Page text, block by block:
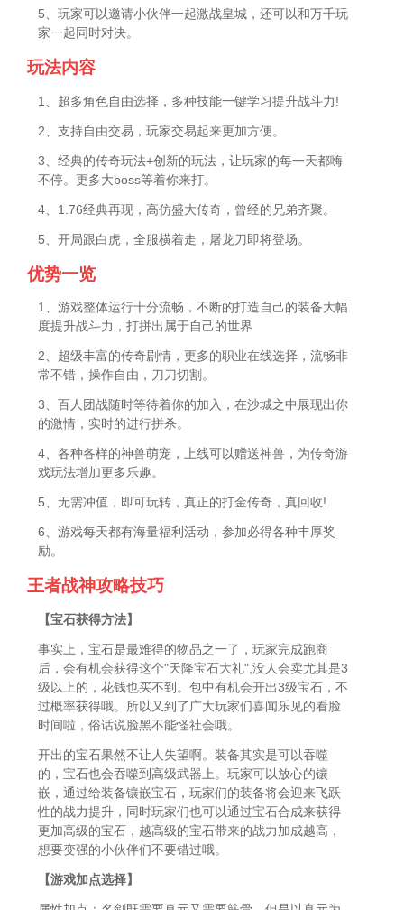
5、玩家可以邀请小伙伴一起激战皇城，还可以和万千玩
家一起同时对决。
玩法内容
1、超多角色自由选择，多种技能一键学习提升战斗力!
2、支持自由交易，玩家交易起来更加方便。
3、经典的传奇玩法+创新的玩法，让玩家的每一天都嗨
不停。更多大boss等着你来打。
4、1.76经典再现，高仿盛大传奇，曾经的兄弟齐聚。
5、开局跟白虎，全服横着走，屠龙刀即将登场。
优势一览
1、游戏整体运行十分流畅，不断的打造自己的装备大幅
度提升战斗力，打拼出属于自己的世界
2、超级丰富的传奇剧情，更多的职业在线选择，流畅非
常不错，操作自由，刀刀切割。
3、百人团战随时等待着你的加入，在沙城之中展现出你
的激情，实时的进行拼杀。
4、各种各样的神兽萌宠，上线可以赠送神兽，为传奇游
戏玩法增加更多乐趣。
5、无需冲值，即可玩转，真正的打金传奇，真回收!
6、游戏每天都有海量福利活动，参加必得各种丰厚奖
励。
王者战神攻略技巧
【宝石获得方法】
事实上，宝石是最难得的物品之一了，玩家完成跑商
后，会有机会获得这个"天降宝石大礼",没人会卖尤其是3
级以上的，花钱也买不到。包中有机会开出3级宝石，不
过概率获得哦。所以又到了广大玩家们喜闻乐见的看脸
时间啦，俗话说脸黑不能怪社会哦。
开出的宝石果然不让人失望啊。装备其实是可以吞噬
的，宝石也会吞噬到高级武器上。玩家可以放心的镶
嵌，通过给装备镶嵌宝石，玩家们的装备将会迎来飞跃
性的战力提升，同时玩家们也可以通过宝石合成来获得
更加高级的宝石，越高级的宝石带来的战力加成越高，
想要变强的小伙伴们不要错过哦。
【游戏加点选择】